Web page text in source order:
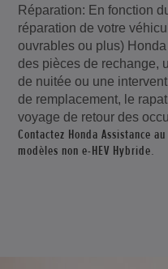
Réparation: En fonction
réparation de votre
ouvrables ou plus)
des pièces de rechange,
de nuitée ou une
de remplacement, le
voyage de retour des
Contactez Honda Assistance
modèles non e-HEV Hybride.